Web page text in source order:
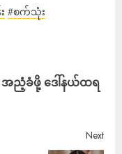
#စက်သုံး
အညံ့ခံဖို့ ဒေါ်နယ်ထရ
Next